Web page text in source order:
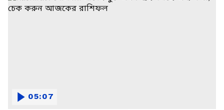
05:07